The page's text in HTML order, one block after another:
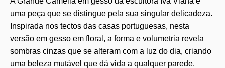
uma peça que se distingue pela sua singular delicadeza.
Inspirada nos tectos das casas portuguesas, nesta
versão em gesso em floral, a forma e volumetria revela
sombras cinzas que se alteram com a luz do dia, criando
uma beleza mutável que dá vida a qualquer parede.